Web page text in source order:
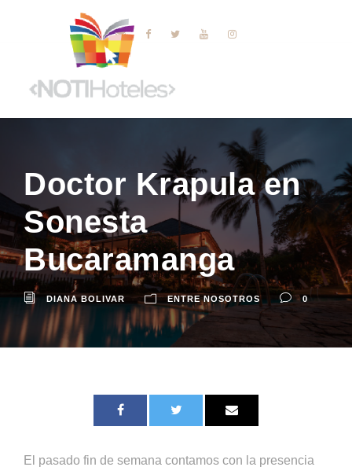
Doctor Krapula en
Sonesta
Bucaramanga
DIANA BOLIVAR ENTRE NOSOTROS 0
El pasado fin de semana contamos con la presencia